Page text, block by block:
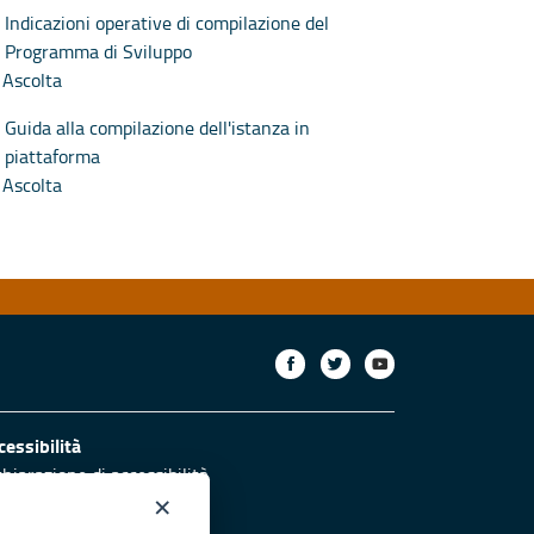
Indicazioni operative di compilazione del
Programma di Sviluppo
Ascolta
Guida alla compilazione dell'istanza in
piattaforma
Ascolta
di accessibilità
di accessibilità
×